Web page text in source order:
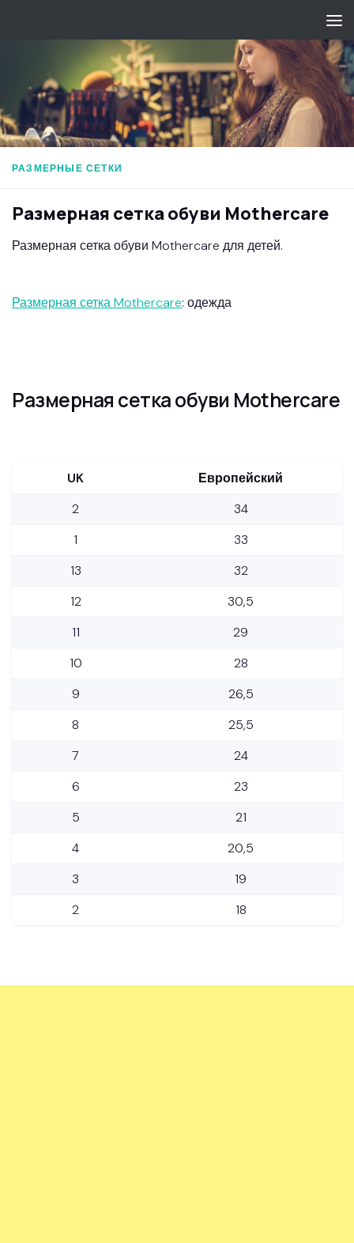
РАЗМЕРНЫЕ СЕТКИ
Размерная сетка обуви Mothercare
Размерная сетка обуви Mothercare для детей.
Размерная сетка Mothercare: одежда
Размерная сетка обуви Mothercare
UK
Европейский
2
34
1
33
13
32
12
30,5
11
29
10
28
9
26,5
8
25,5
7
24
6
23
5
21
4
20,5
3
19
2
18